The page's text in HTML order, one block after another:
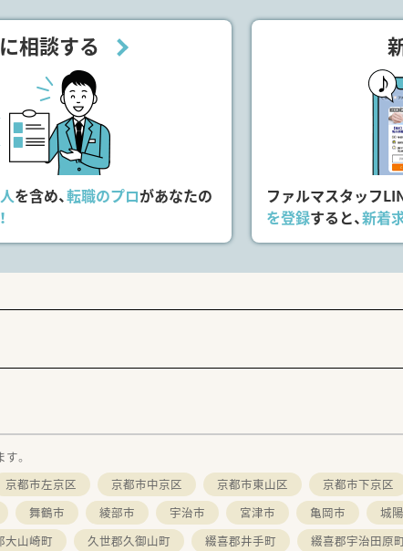
相談する
を含め、転職のプロがあなたの
ファルマスタッフ
を登録すると、新着
。
京都市左京区 京都市中京区 京都市東山区 京都市下京区
舞鶴市 綾部市 宇治市 宮津市 亀岡市 城
大山崎町 久世郡久御山町 綴喜郡井手町 綴喜郡宇治田原